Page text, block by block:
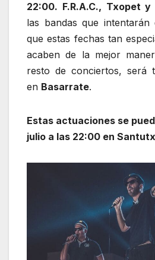
22:00. F.R.A.C., Txopet
las bandas que
que estas fechas tan
acaben de la mejor
resto de conciertos, será
en Basarrate.
Estas actuaciones se
julio a las 22:00 en